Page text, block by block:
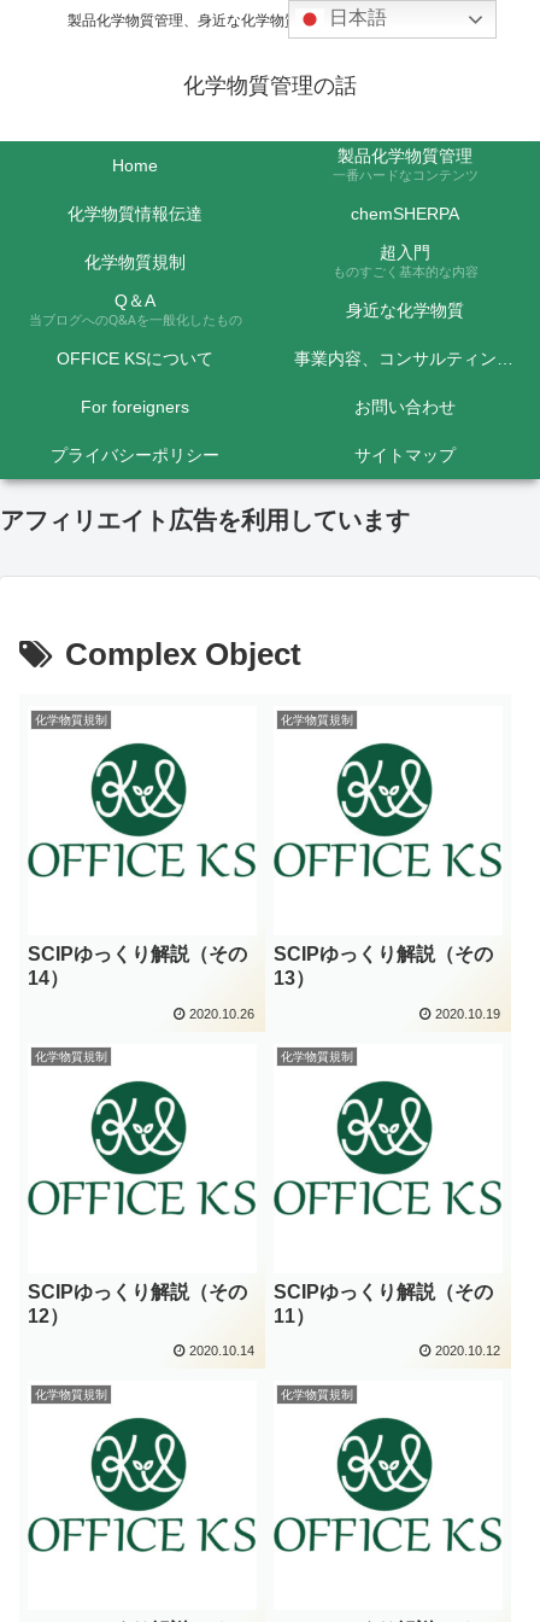
製品化学物質管理、身近な化学物質などの話題を取り上げます
化学物質管理の話
Home 製品化学物質管理
一番ハードなコンテンツ
化学物質情報伝達 chemSHERPA
化学物質規制 超入門
ものすごく基本的な内容
Q＆A
当ブログへのQ&Aを一般化したもの 身近な化学物質
OFFICE KSについて 事業内容、コンサルティング料金など
For foreigners お問い合わせ
プライバシーポリシー サイトマップ
アフィリエイト広告を利用しています
Complex Object
化学物質規制
SCIPゆっくり解説（その
14）
2020.10.26
化学物質規制
SCIPゆっくり解説（その
13）
2020.10.19
化学物質規制
SCIPゆっくり解説（その
12）
2020.10.14
化学物質規制
SCIPゆっくり解説（その
11）
2020.10.12
化学物質規制 化学物質規制
日本語